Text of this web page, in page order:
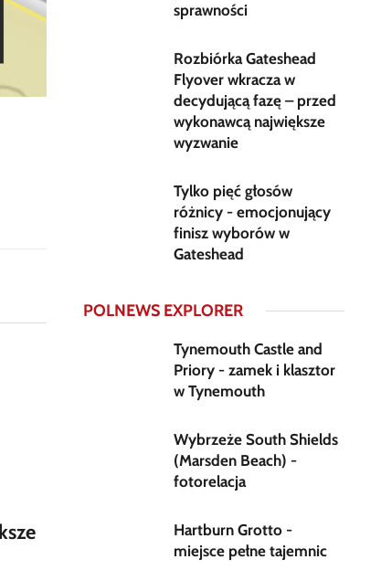
sprawności
Rozbiórka Gateshead
Flyover wkracza w
decydującą fazę – przed
wykonawcą największe
wyzwanie
Tylko pięć głosów
różnicy - emocjonujący
finisz wyborów w
Gateshead
POLNEWS EXPLORER
Tynemouth Castle and
Priory - zamek i klasztor
w Tynemouth
Wybrzeże South Shields
(Marsden Beach) -
fotorelacja
Hartburn Grotto -
miejsce pełne tajemnic